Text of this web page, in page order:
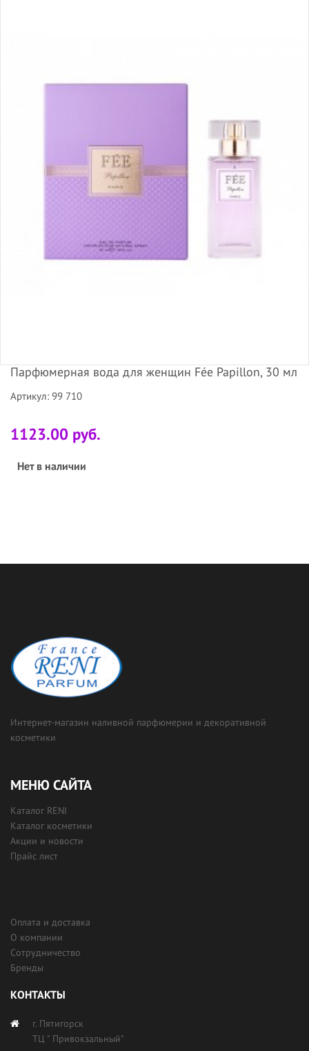
Парфюмерная вода для женщин Fée Papillon, 30 мл
Артикул: 99 710
1123.00 руб.
Нет в наличии
Интернет-магазин наливной парфюмерии и декоративной
косметики
МЕНЮ САЙТА
Каталог RENI
Каталог косметики
Акции и новости
Прайс лист
Оплата и доставка
О компании
Сотрудничество
Бренды
КОНТАКТЫ
г. Пятигорск
ТЦ " Привокзальный"